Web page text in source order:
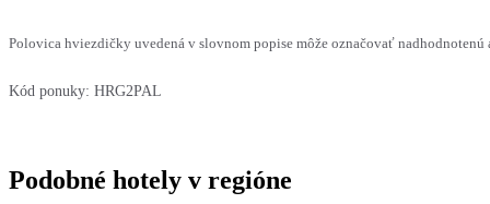
Polovica hviezdičky uvedená v slovnom popise môže označovať
Kód ponuky: HRG2PAL
Podobné hotely v regióne